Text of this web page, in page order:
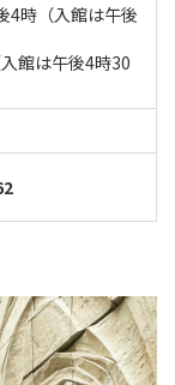
4時（入館は午後
館は午後4時30